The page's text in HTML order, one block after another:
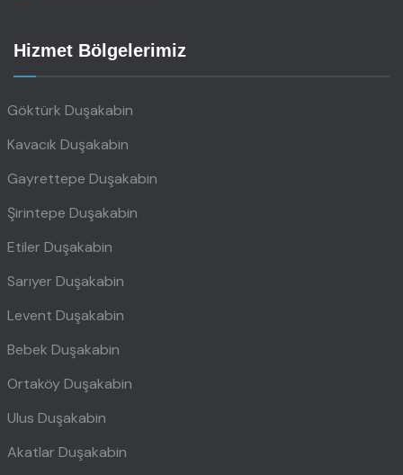
Hizmet Bölgelerimiz
Göktürk Duşakabin
Kavacık Duşakabin
Gayrettepe Duşakabin
Şirintepe Duşakabin
Etiler Duşakabin
Sarıyer Duşakabin
Levent Duşakabin
Bebek Duşakabin
Ortaköy Duşakabin
Ulus Duşakabin
Akatlar Duşakabin